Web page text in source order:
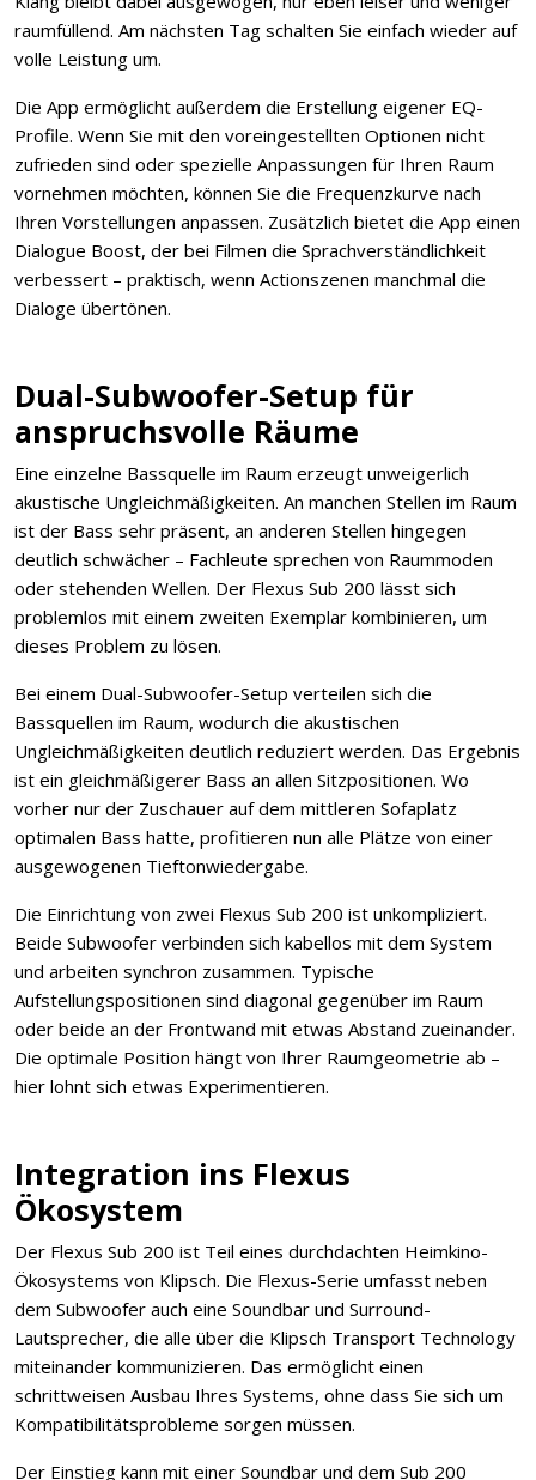
raumfüllend. Am nächsten Tag schalten Sie einfach wieder auf
volle Leistung um.
Die App ermöglicht außerdem die Erstellung eigener EQ-
Profile. Wenn Sie mit den voreingestellten Optionen nicht
zufrieden sind oder spezielle Anpassungen für Ihren Raum
vornehmen möchten, können Sie die Frequenzkurve nach
Ihren Vorstellungen anpassen. Zusätzlich bietet die App einen
Dialogue Boost, der bei Filmen die Sprachverständlichkeit
verbessert – praktisch, wenn Actionszenen manchmal die
Dialoge übertönen.
Dual-Subwoofer-Setup für
anspruchsvolle Räume
Eine einzelne Bassquelle im Raum erzeugt unweigerlich
akustische Ungleichmäßigkeiten. An manchen Stellen im Raum
ist der Bass sehr präsent, an anderen Stellen hingegen
deutlich schwächer – Fachleute sprechen von Raummoden
oder stehenden Wellen. Der Flexus Sub 200 lässt sich
problemlos mit einem zweiten Exemplar kombinieren, um
dieses Problem zu lösen.
Bei einem Dual-Subwoofer-Setup verteilen sich die
Bassquellen im Raum, wodurch die akustischen
Ungleichmäßigkeiten deutlich reduziert werden. Das Ergebnis
ist ein gleichmäßigerer Bass an allen Sitzpositionen. Wo
vorher nur der Zuschauer auf dem mittleren Sofaplatz
optimalen Bass hatte, profitieren nun alle Plätze von einer
ausgewogenen Tieftonwiedergabe.
Die Einrichtung von zwei Flexus Sub 200 ist unkompliziert.
Beide Subwoofer verbinden sich kabellos mit dem System
und arbeiten synchron zusammen. Typische
Aufstellungspositionen sind diagonal gegenüber im Raum
oder beide an der Frontwand mit etwas Abstand zueinander.
Die optimale Position hängt von Ihrer Raumgeometrie ab –
hier lohnt sich etwas Experimentieren.
Integration ins Flexus
Ökosystem
Der Flexus Sub 200 ist Teil eines durchdachten Heimkino-
Ökosystems von Klipsch. Die Flexus-Serie umfasst neben
dem Subwoofer auch eine Soundbar und Surround-
Lautsprecher, die alle über die Klipsch Transport Technology
miteinander kommunizieren. Das ermöglicht einen
schrittweisen Ausbau Ihres Systems, ohne dass Sie sich um
Kompatibilitätsprobleme sorgen müssen.
Der Einstieg kann mit einer Soundbar und dem Sub 200